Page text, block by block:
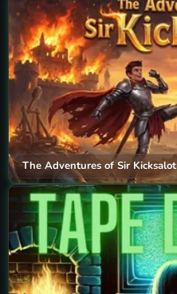
The Adventures of Sir Kicksalot